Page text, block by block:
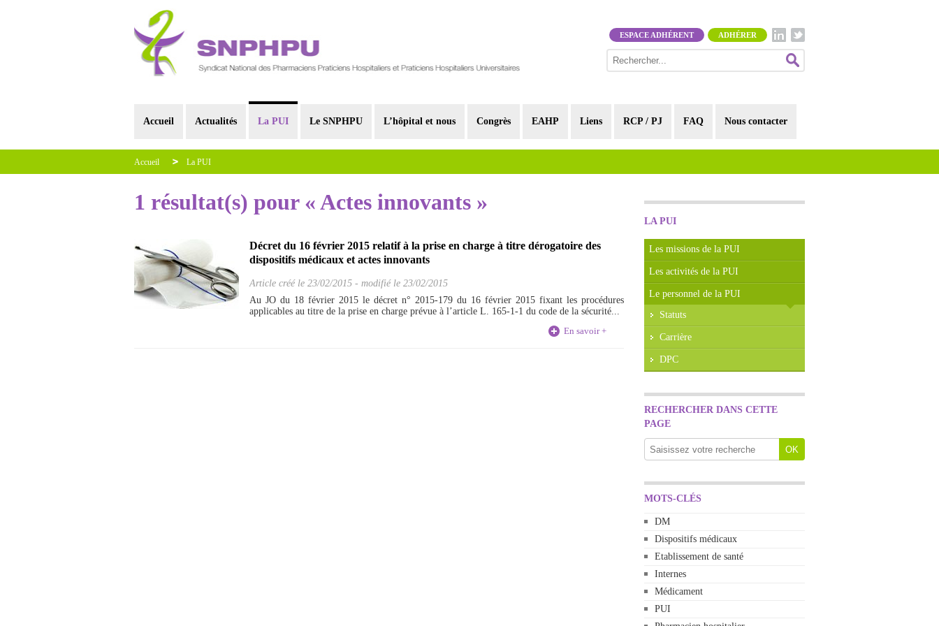
ADHÉRER
ESPACE ADHÉRENT
Accueil Actualités La PUI Le SNPHPU L’hôpital et nous Congrès EAHP Liens RCP / PJ FAQ Nous contacter
Accueil La PUI
LA PUI
Les missions de la PUI
Les activités de la PUI
Le personnel de la PUI
Statuts
Carrière
DPC
RECHERCHER DANS CETTE
PAGE
MOTS-CLÉS
DM
Dispositifs médicaux
Etablissement de santé
Internes
Médicament
PUI
1 résultat(s) pour « Actes innovants »
Décret du 16 février 2015 relatif à la prise en charge à titre dérogatoire des
dispositifs médicaux et actes innovants
Article créé le 23/02/2015 - modifié le 23/02/2015
Au JO du 18 février 2015 le décret n° 2015-179 du 16 février 2015 fixant les procédures
applicables au titre de la prise en charge prévue à l’article L. 165-1-1 du code de la sécurité...
En savoir +